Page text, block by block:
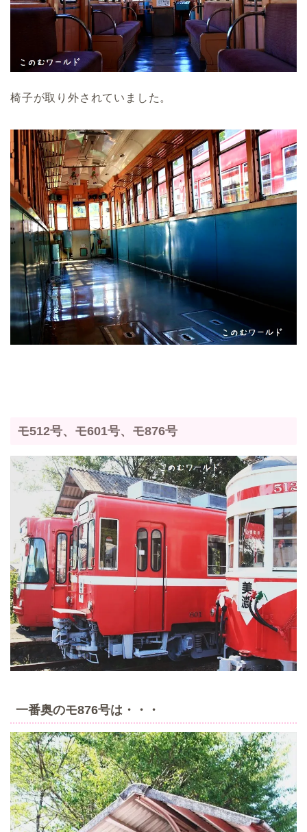
椅子が取り外されていました。
モ512号、モ601号、モ876号
一番奥のモ876号は・・・